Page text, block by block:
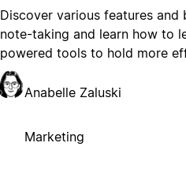
Discover various features and
note-taking and learn how to
powered tools to hold more
Anabelle Zaluski
Marketing